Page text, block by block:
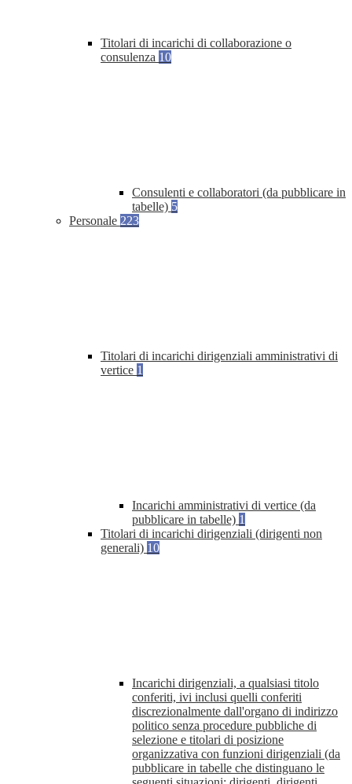
Titolari di incarichi di collaborazione o
consulenza 10
Consulenti e collaboratori (da pubblicare in
tabelle) 5
Personale 223
Titolari di incarichi dirigenziali amministrativi di
vertice 1
Incarichi amministrativi di vertice (da
pubblicare in tabelle) 1
Titolari di incarichi dirigenziali (dirigenti non
generali) 10
Incarichi dirigenziali, a qualsiasi titolo
conferiti, ivi inclusi quelli conferiti
discrezionalmente dall'organo di indirizzo
politico senza procedure pubbliche di
selezione e titolari di posizione
organizzativa con funzioni dirigenziali (da
pubblicare in tabelle che distinguano le